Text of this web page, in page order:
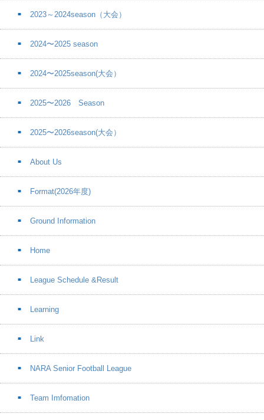
2023～2024season（大会）
2024〜2025 season
2024〜2025season(大会）
2025〜2026 Season
2025〜2026season(大会）
About Us
Format(2026年度)
Ground Information
Home
League Schedule &Result
Learning
Link
NARA Senior Football League
Team Imfomation